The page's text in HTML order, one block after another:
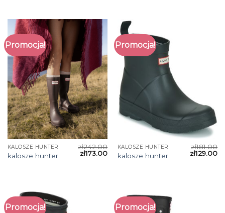
Promocja!
KALOSZE HUNTER
kalosze hunter
zł242.00
zł173.00
Promocja!
KALOSZE HUNTER
kalosze hunter
zł181.00
zł129.00
Promocja! Promocja!